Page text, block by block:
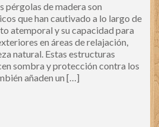
pérgolas de madera son
que han cautivado a lo largo de
atemporal y su capacidad para
en áreas de relajación,
natural. Estas estructuras
sombra y protección contra los
añaden un […]